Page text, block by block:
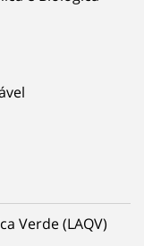
Verde (LAQV)